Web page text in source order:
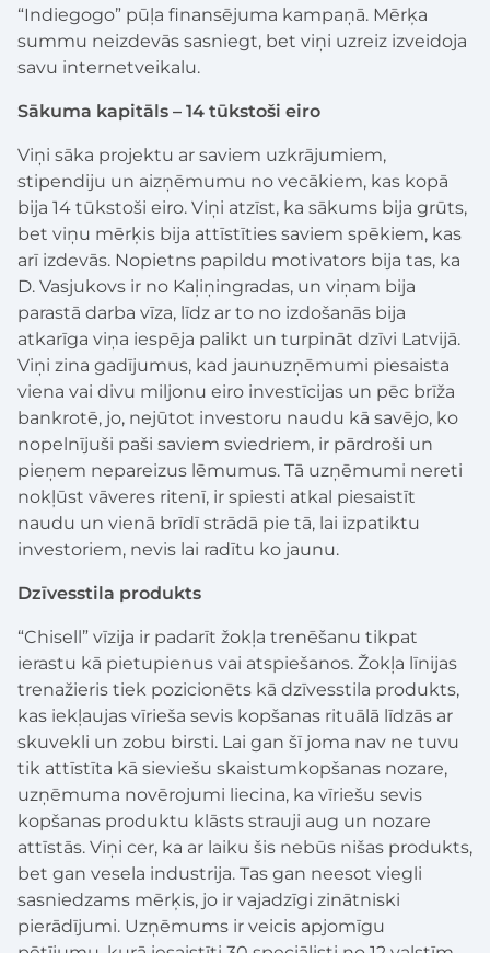
“Indiegogo” pūļa finansējuma kampaņā. Mērķa
summu neizdevās sasniegt, bet viņi uzreiz izveidoja
savu internetveikalu.
Sākuma kapitāls – 14 tūkstoši eiro
Viņi sāka projektu ar saviem uzkrājumiem,
stipendiju un aizņēmumu no vecākiem, kas kopā
bija 14 tūkstoši eiro. Viņi atzīst, ka sākums bija grūts,
bet viņu mērķis bija attīstīties saviem spēkiem, kas
arī izdevās. Nopietns papildu motivators bija tas, ka
D. Vasjukovs ir no Kaļiņingradas, un viņam bija
parastā darba vīza, līdz ar to no izdošanās bija
atkarīga viņa iespēja palikt un turpināt dzīvi Latvijā.
Viņi zina gadījumus, kad jaunuzņēmumi piesaista
viena vai divu miljonu eiro investīcijas un pēc brīža
bankrotē, jo, nejūtot investoru naudu kā savējo, ko
nopelnījuši paši saviem sviedriem, ir pārdroši un
pieņem nepareizus lēmumus. Tā uzņēmumi nereti
nokļūst vāveres ritenī, ir spiesti atkal piesaistīt
naudu un vienā brīdī strādā pie tā, lai izpatiktu
investoriem, nevis lai radītu ko jaunu.
Dzīvesstila produkts
“Chisell” vīzija ir padarīt žokļa trenēšanu tikpat
ierastu kā pietupienus vai atspiešanos. Žokļa līnijas
trenažieris tiek pozicionēts kā dzīvesstila produkts,
kas iekļaujas vīrieša sevis kopšanas rituālā līdzās ar
skuvekli un zobu birsti. Lai gan šī joma nav ne tuvu
tik attīstīta kā sieviešu skaistumkopšanas nozare,
uzņēmuma novērojumi liecina, ka vīriešu sevis
kopšanas produktu klāsts strauji aug un nozare
attīstās. Viņi cer, ka ar laiku šis nebūs nišas produkts,
bet gan vesela industrija. Tas gan neesot viegli
sasniedzams mērķis, jo ir vajadzīgi zinātniski
pierādījumi. Uzņēmums ir veicis apjomīgu